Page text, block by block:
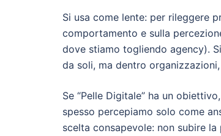
Si usa come lente: per rileggere
comportamento e sulla
dove stiamo togliendo agency).
da soli, ma dentro
Se “Pelle Digitale” ha un
spesso percepiamo solo come
scelta consapevole: non subire